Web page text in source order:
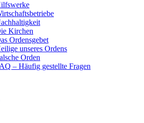
Kirchen
Ordensgebet
unseres Ordens
Orden
– Häufig gestellte Fragen